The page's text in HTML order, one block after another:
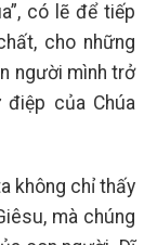
có lẽ để tiếp
cho những
người mình trở
điệp của Chúa
không chỉ thấy
mà chúng